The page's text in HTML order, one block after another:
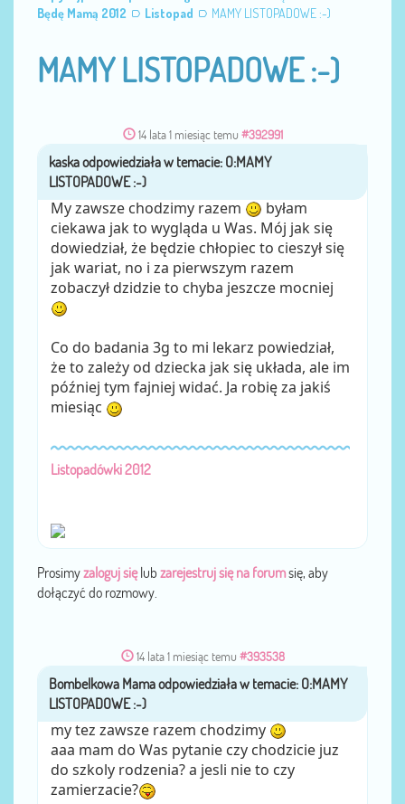
Będę Mamą 2012
Listopad MAMY LISTOPADOWE :-)
MAMY LISTOPADOWE :-)
14 lata 1 miesiąc temu #392991
przezkaska
My zawsze chodzimy razem
byłam
ciekawa jak to wygląda u Was. Mój jak się
dowiedział, że będzie chłopiec to cieszył się
jak wariat, no i za pierwszym razem
zobaczył dzidzie to chyba jeszcze mocniej
Co do badania 3g to mi lekarz powiedział,
że to zależy od dziecka jak się układa, ale im
później tym fajniej widać. Ja robię za jakiś
miesiąc
Listopadówki 2012
Prosimyzaloguj sięlub zarejestruj się na forumsię, aby
dołączyć do rozmowy.
14 lata 1 miesiąc temu #393538
przezBombelkowa Mama
my tez zawsze razem chodzimy
aaa mam do Was pytanie czy chodzicie juz
do szkoly rodzenia? a jesli nie to czy
zamierzacie?